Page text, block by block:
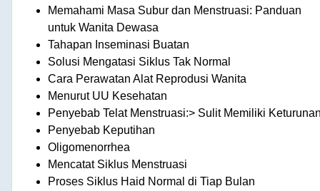
Memahami Masa Subur dan Menstruasi: Panduan
untuk Wanita Dewasa
Tahapan Inseminasi Buatan
Solusi Mengatasi Siklus Tak Normal
Cara Perawatan Alat Reprodusi Wanita
Menurut UU Kesehatan
Penyebab Telat Menstruasi:> Sulit Memiliki
Penyebab Keputihan
Oligomenorrhea
Mencatat Siklus Menstruasi
Proses Siklus Haid Normal di Tiap Bulan